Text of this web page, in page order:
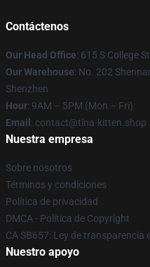
Contáctenos
Our Head Office: 615 S College
Our Warehouse: No. 202
Shenzhen
Hour: 9AM – 5PM (Mon – Fri)
Email : contact@tina-kitten.shop
Nuestra empresa
Sobre nosotros
Términos y condiciones
Política de privacidad
DMCA - Política de Copyright
CA SB657: Ley de transparencia
Nuestro apoyo